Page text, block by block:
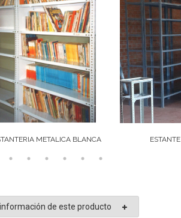
METALICA BLANCA
de este producto